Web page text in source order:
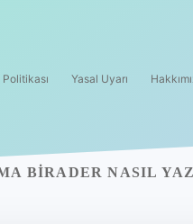
Yasal Uyarı
BIRADER NASIL